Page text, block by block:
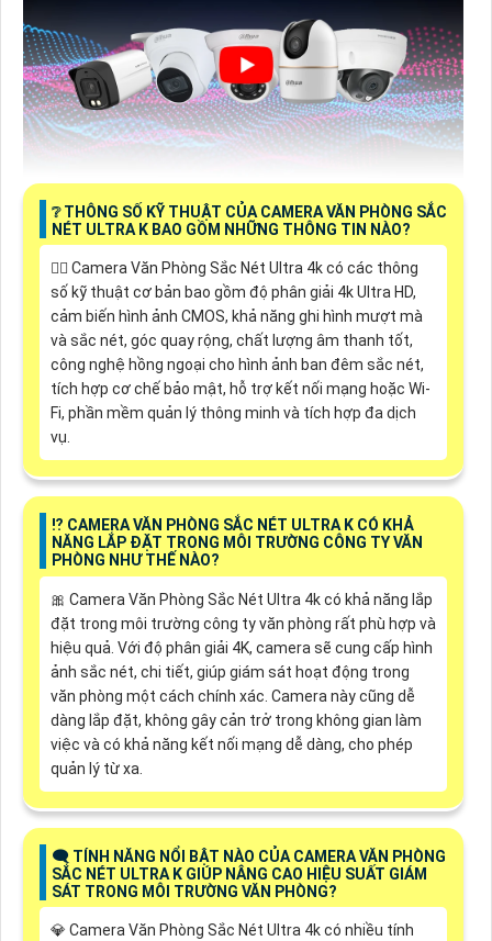
❔ THÔNG SỐ KỸ THUẬT CỦA CAMERA VĂN PHÒNG SẮC
NÉT ULTRA K BAO GỒM NHỮNG THÔNG TIN NÀO?
🙆‍♀️ Camera Văn Phòng Sắc Nét Ultra 4k có các thông
số kỹ thuật cơ bản bao gồm độ phân giải 4k Ultra HD,
cảm biến hình ảnh CMOS, khả năng ghi hình mượt mà
và sắc nét, góc quay rộng, chất lượng âm thanh tốt,
công nghệ hồng ngoại cho hình ảnh ban đêm sắc nét,
tích hợp cơ chế bảo mật, hỗ trợ kết nối mạng hoặc Wi-
Fi, phần mềm quản lý thông minh và tích hợp đa dịch
vụ.
⁉️ CAMERA VĂN PHÒNG SẮC NÉT ULTRA K CÓ KHẢ
NĂNG LẮP ĐẶT TRONG MÔI TRƯỜNG CÔNG TY VĂN
PHÒNG NHƯ THẾ NÀO?
🎀 Camera Văn Phòng Sắc Nét Ultra 4k có khả năng lắp
đặt trong môi trường công ty văn phòng rất phù hợp và
hiệu quả. Với độ phân giải 4K, camera sẽ cung cấp hình
ảnh sắc nét, chi tiết, giúp giám sát hoạt động trong
văn phòng một cách chính xác. Camera này cũng dễ
dàng lắp đặt, không gây cản trở trong không gian làm
việc và có khả năng kết nối mạng dễ dàng, cho phép
quản lý từ xa.
🗨️ TÍNH NĂNG NỔI BẬT NÀO CỦA CAMERA VĂN PHÒNG
SẮC NÉT ULTRA K GIÚP NÂNG CAO HIỆU SUẤT GIÁM
SÁT TRONG MÔI TRƯỜNG VĂN PHÒNG?
💎 Camera Văn Phòng Sắc Nét Ultra 4k có nhiều tính